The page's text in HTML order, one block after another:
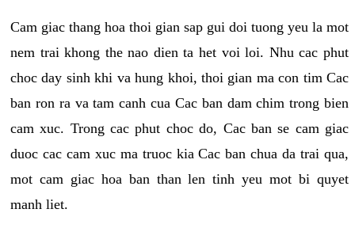
Cam giac thang hoa thoi gian sap gui doi tuong yeu la mot
nem trai khong the nao dien ta het voi loi. Nhu cac phut
choc day sinh khi va hung khoi, thoi gian ma con tim Cac
ban ron ra va tam canh cua Cac ban dam chim trong bien
cam xuc. Trong cac phut choc do, Cac ban se cam giac
duoc cac cam xuc ma truoc kia Cac ban chua da trai qua,
mot cam giac hoa ban than len tinh yeu mot bi quyet
manh liet.